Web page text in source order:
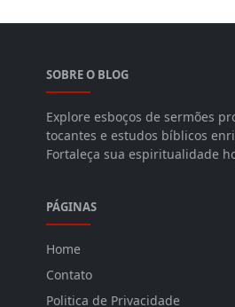
SOBRE O BLOG
Explore esboços de sermões
tocantes e estudos bíblicos
Fortaleça sua espiritualidade
PÁGINAS
Home
Contato
Politica de Privacidade